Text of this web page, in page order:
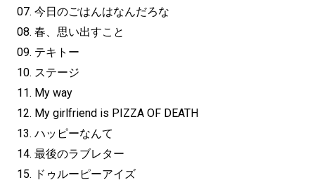
07. 今日のごはんはなんだろな
08. 春、思い出すこと
09. テキトー
10. ステージ
11. My way
12. My girlfriend is PIZZA OF DEATH
13. ハッピーなんて
14. 最後のラブレター
15. ドゥルーピーアイズ